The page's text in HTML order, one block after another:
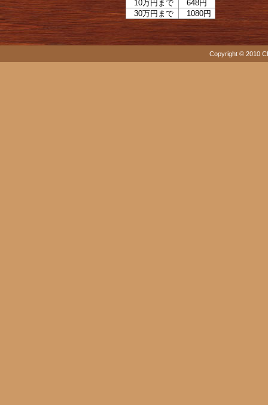
10万円まで
648円
30万円まで
1080円
Copyright © 2010